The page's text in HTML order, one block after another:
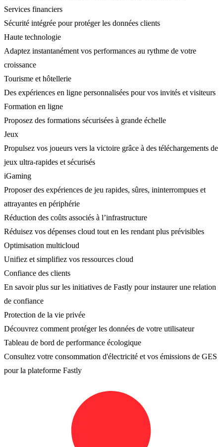
Services financiers
Sécurité intégrée pour protéger les données clients
Haute technologie
Adaptez instantanément vos performances au rythme de votre
croissance
Tourisme et hôtellerie
Des expériences en ligne personnalisées pour vos invités et visiteurs
Formation en ligne
Proposez des formations sécurisées à grande échelle
Jeux
Propulsez vos joueurs vers la victoire grâce à des téléchargements de
jeux ultra-rapides et sécurisés
iGaming
Proposer des expériences de jeu rapides, sûres, ininterrompues et
attrayantes en périphérie
Réduction des coûts associés à l’infrastructure
Réduisez vos dépenses cloud tout en les rendant plus prévisibles
Optimisation multicloud
Unifiez et simplifiez vos ressources cloud
Confiance des clients
En savoir plus sur les initiatives de Fastly pour instaurer une relation
de confiance
Protection de la vie privée
Découvrez comment protéger les données de votre utilisateur
Tableau de bord de performance écologique
Consultez votre consommation d'électricité et vos émissions de GES
pour la plateforme Fastly